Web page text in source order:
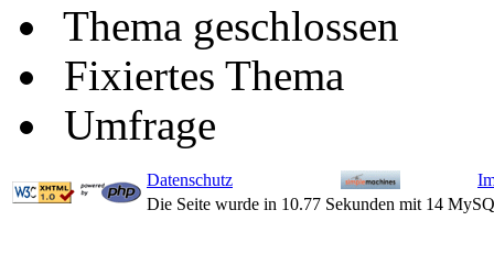
Thema geschlossen
Fixiertes Thema
Umfrage
Datenschutz
Die Seite wurde in 10.77 Sekunden mit 14